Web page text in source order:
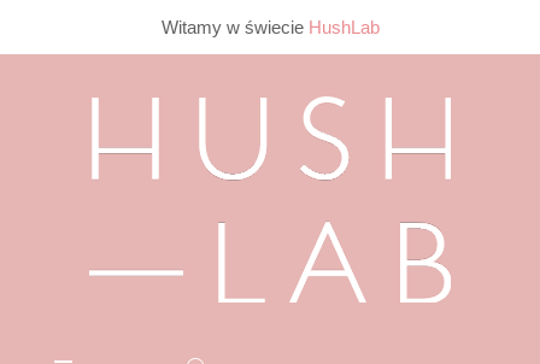
Witamy w świecie HushLab